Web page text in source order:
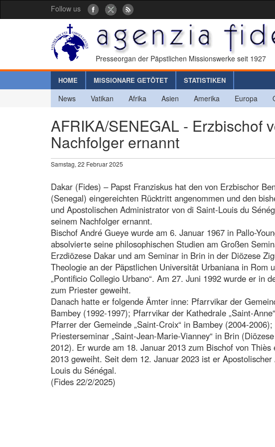
Follow us
Presseorgan der Päpstlichen Missionswerke seit 1927
HOME MISSIONARE GETÖTET STATISTIKEN
News Vatikan Afrika Asien Amerika Europa
AFRIKA/SENEGAL - Erzbischof
Nachfolger ernannt
Samstag, 22 Februar 2025
Dakar (Fides) – Papst Franziskus hat den von Erzbischor
(Senegal) eingereichten Rücktritt angenommen und den
und Apostolischen Administrator von di Saint-Louis du
seinem Nachfolger ernannt.
Bischof André Gueye wurde am 6. Januar 1967 in Pallo-
absolvierte seine philosophischen Studien am Großen
Erzdiözese Dakar und am Seminar in Brin in der Diözese
Theologie an der Päpstlichen Universität Urbaniana in Rom
„Pontificio Collegio Urbano“. Am 27. Juni 1992 wurde er in
zum Priester geweiht.
Danach hatte er folgende Ämter inne: Pfarrvikar der
Bambey (1992-1997); Pfarrvikar der Kathedrale „Saint-
Pfarrer der Gemeinde „Saint-Croix“ in Bambey (2004-
Priesterseminar „Saint-Jean-Marie-Vianney“ in Brin
2012). Er wurde am 18. Januar 2013 zum Bischof von
2013 geweiht. Seit dem 12. Januar 2023 ist er
Louis du Sénégal.
(Fides 22/2/2025)